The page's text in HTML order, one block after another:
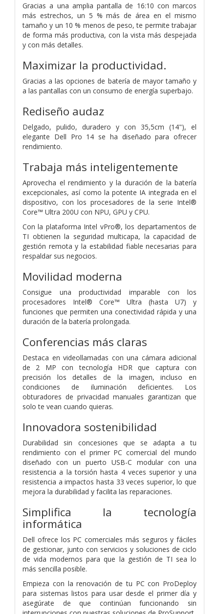
Gracias a una amplia pantalla de 16:10 con marcos
más estrechos, un 5 % más de área en el mismo
tamaño y un 10 % menos de peso, te permite trabajar
de forma más productiva, con la vista más despejada
y con más detalles.
Maximizar la productividad.
Gracias a las opciones de batería de mayor tamaño y
a las pantallas con un consumo de energía superbajo.
Rediseño audaz
Delgado, pulido, duradero y con 35,5cm (14"), el
elegante Dell Pro 14 se ha diseñado para ofrecer
rendimiento.
Trabaja más inteligentemente
Aprovecha el rendimiento y la duración de la batería
excepcionales, así como la potente IA integrada en el
dispositivo, con los procesadores de la serie Intel®
Core™ Ultra 200U con NPU, GPU y CPU.
Con la plataforma Intel vPro®, los departamentos de
TI obtienen la seguridad multicapa, la capacidad de
gestión remota y la estabilidad fiable necesarias para
respaldar sus negocios.
Movilidad moderna
Consigue una productividad imparable con los
procesadores Intel® Core™ Ultra (hasta U7) y
funciones que permiten una conectividad rápida y una
duración de la batería prolongada.
Conferencias más claras
Destaca en videollamadas con una cámara adicional
de 2 MP con tecnología HDR que captura con
precisión los detalles de la imagen, incluso en
condiciones de iluminación deficientes. Los
obturadores de privacidad manuales garantizan que
solo te vean cuando quieras.
Innovadora sostenibilidad
Durabilidad sin concesiones que se adapta a tu
rendimiento con el primer PC comercial del mundo
diseñado con un puerto USB-C modular con una
resistencia a la torsión hasta 4 veces superior y una
resistencia a impactos hasta 33 veces superior, lo que
mejora la durabilidad y facilita las reparaciones.
Simplifica la tecnología
informática
Dell ofrece los PC comerciales más seguros y fáciles
de gestionar, junto con servicios y soluciones de ciclo
de vida modernos para que la gestión de TI sea lo
más sencilla posible.
Empieza con la renovación de tu PC con ProDeploy
para sistemas listos para usar desde el primer día y
asegúrate de que continúan funcionando sin